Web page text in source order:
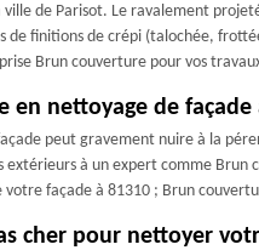
de Parisot. Le ravalement
de finitions de crépi (talochée,
Brun couverture pour vos
en nettoyage de façade
peut gravement nuire à la
extérieurs à un expert comme
façade à 81310 ; Brun
cher pour nettoyer